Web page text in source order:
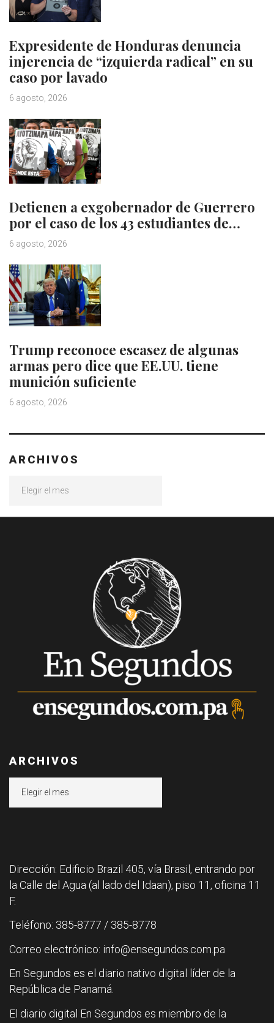
Expresidente de Honduras denuncia
injerencia de “izquierda radical” en su
caso por lavado
6 agosto, 2026
Detienen a exgobernador de Guerrero
por el caso de los 43 estudiantes de…
6 agosto, 2026
Trump reconoce escasez de algunas
armas pero dice que EE.UU. tiene
munición suficiente
6 agosto, 2026
ARCHIVOS
ARCHIVOS
Dirección: Edificio Brazil 405, vía Brasil, entrando por
la Calle del Agua (al lado del Idaan), piso 11, oficina 11
F.
Teléfono: 385-8777 / 385-8778
Correo electrónico: info@ensegundos.com.pa
En Segundos es el diario nativo digital líder de la
República de Panamá.
El diario digital En Segundos es miembro de la